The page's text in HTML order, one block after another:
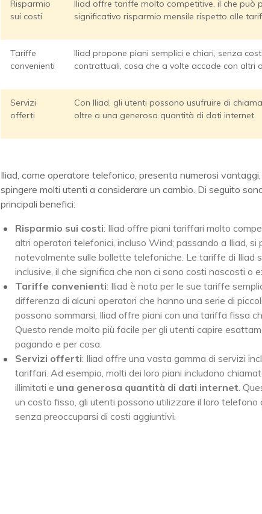
Risparmio
sui costi
Iliad offre tariffe molto competitive, il che può
significativo risparmio mensile rispetto alle
Tariffe
convenienti
Iliad propone piani semplici e chiari, senza
contrattuali, cosa che a volte accade con altri
Servizi
offerti
Con Iliad, gli utenti possono usufruire di
oltre a una generosa quantità di dati internet.
Iliad, come operatore telefonico, presenta numerosi
spingere molti utenti a considerare un cambio. Di seguito
principali benefici:
Risparmio sui costi: Iliad offre piani tariffari molto
altri operatori telefonici, incluso Wind; passando a Iliad, si
notevolmente sulle bollette telefoniche. Le tariffe di Iliad
inclusive, il che significa che non ci sono costi nascosti o
Tariffe convenienti: Iliad è nota per le sue tariffe
differenza di alcuni operatori che hanno una serie di
possono sommarsi, Iliad offre piani con una tariffa fissa
Questo rende molto più facile per gli utenti capire
pagando e per cosa.
Servizi offerti: Iliad offre una vasta gamma di servizi
tariffari. Ad esempio, molti dei loro piani includono
illimitati e una generosa quantità di dati internet.
un costo fisso, gli utenti possono utilizzare il loro telefono
senza preoccuparsi di costi aggiuntivi.